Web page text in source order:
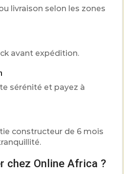
livraison selon les zones
avant expédition.
sérénité et payez à
constructeur de 6 mois
chez Online Africa ?